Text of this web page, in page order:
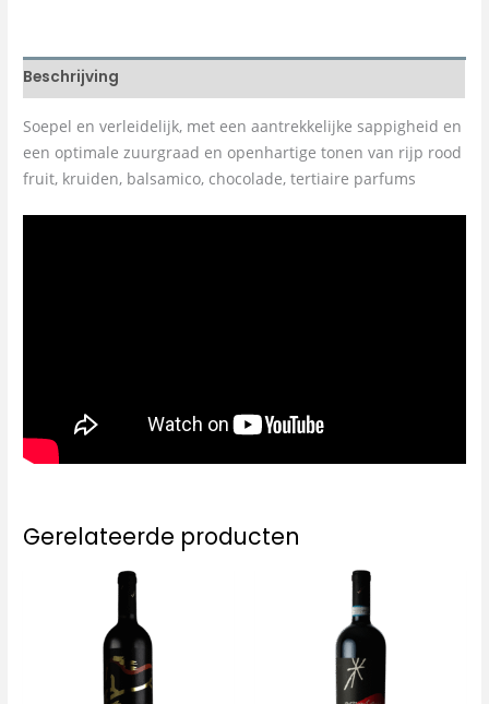
Beschrijving
Soepel en verleidelijk, met een aantrekkelijke sappigheid en
een optimale zuurgraad en openhartige tonen van rijp rood
fruit, kruiden, balsamico, chocolade, tertiaire parfums
Gerelateerde producten